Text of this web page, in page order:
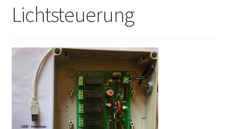
Impressum
Kasse
Kontakt
Lichtsteuerung